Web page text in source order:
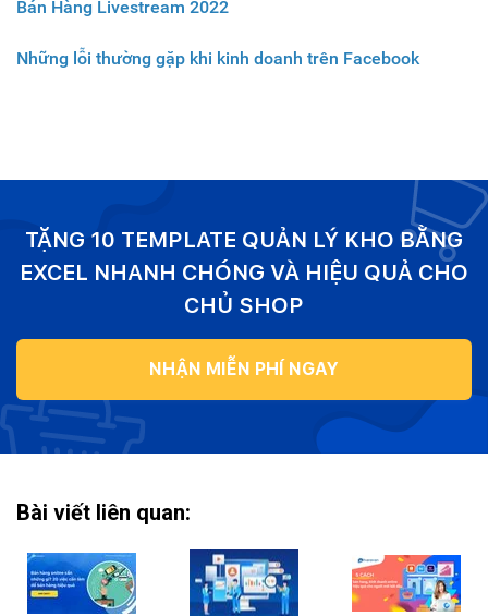
Bán Hàng Livestream 2022
Những lỗi thường gặp khi kinh doanh trên Facebook
TẶNG 10 TEMPLATE QUẢN LÝ KHO BẰNG
EXCEL NHANH CHÓNG VÀ HIỆU QUẢ CHO
CHỦ SHOP
NHẬN MIỄN PHÍ NGAY
Bài viết liên quan: